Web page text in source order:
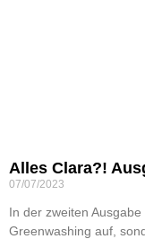
Alles Clara?!
07/07/2023
In der zweiten
Greenwashing auf,